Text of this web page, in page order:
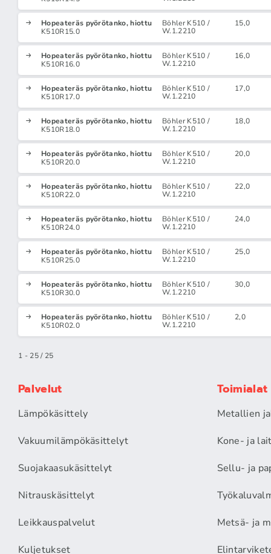
Hopeateräs pyörötanko, hiottu
K510R15.0
Böhler K510 /
W.1.2210
15,0
Hopeateräs pyörötanko, hiottu
K510R16.0
Böhler K510 /
W.1.2210
16,0
Hopeateräs pyörötanko, hiottu
K510R17.0
Böhler K510 /
W.1.2210
17,0
Hopeateräs pyörötanko, hiottu
K510R18.0
Böhler K510 /
W.1.2210
18,0
Hopeateräs pyörötanko, hiottu
K510R20.0
Böhler K510 /
W.1.2210
20,0
Hopeateräs pyörötanko, hiottu
K510R22.0
Böhler K510 /
W.1.2210
22,0
Hopeateräs pyörötanko, hiottu
K510R24.0
Böhler K510 /
W.1.2210
24,0
Hopeateräs pyörötanko, hiottu
K510R25.0
Böhler K510 /
W.1.2210
25,0
Hopeateräs pyörötanko, hiottu
K510R30.0
Böhler K510 /
W.1.2210
30,0
Hopeateräs pyörötanko, hiottu
K510R02.0
Böhler K510 /
W.1.2210
2,0
1 - 25 / 25
Palvelut
Lämpökäsittely
Vakuumilämpökäsittelyt
Suojakaasukäsittelyt
Nitrauskäsittelyt
Leikkauspalvelut
Kuljetukset
Toimialat
Metallien
Kone- ja
Sellu- ja
Metsä- ja